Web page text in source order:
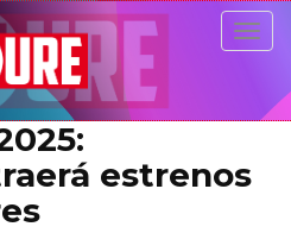
estrenos